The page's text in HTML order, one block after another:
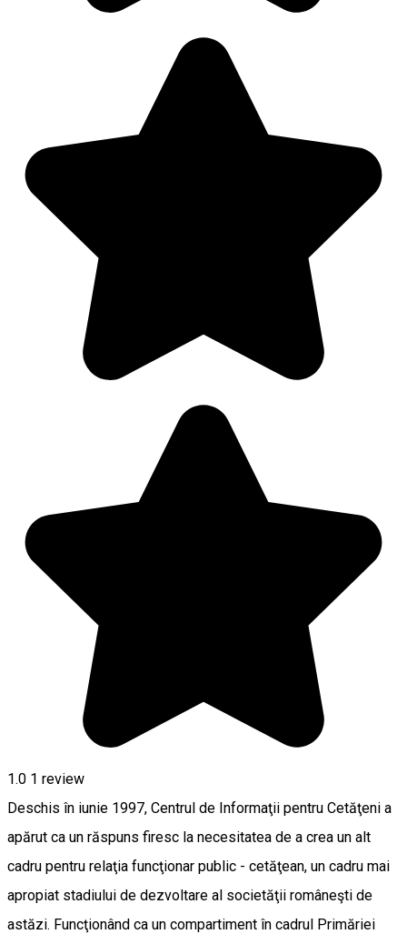
1.0 1 review
Deschis în iunie 1997, Centrul de Informaţii pentru Cetăţeni a
apărut ca un răspuns firesc la necesitatea de a crea un alt
cadru pentru relaţia funcţionar public - cetăţean, un cadru mai
apropiat stadiului de dezvoltare al societăţii româneşti de
astăzi. Funcţionând ca un compartiment în cadrul Primăriei